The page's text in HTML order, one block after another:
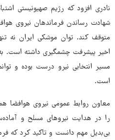
نادری افزود که رژیم صهیونیستی
شهادت رساندن فرماندهان نیروی
متوقف کند. توان موشکی ایران نه
مسیر انتخابی نیرو درست بوده و
است.
معاون روابط عمومی نیروی هوافضا
را در هدایت نیروهای مسلح و
بی‌بدیل مهم دانست و تاکید کرد که